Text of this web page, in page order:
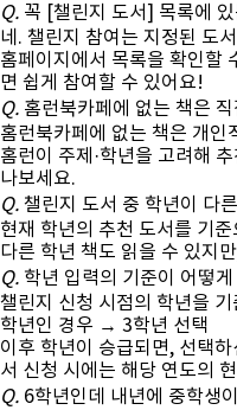
Q. 꼭 [챌린지 도서] 목록에
네. 챌린지 참여는 지정된 도
홈페이지에서 목록을 확인할
면 쉽게 참여할 수 있어요!
Q. 홈런북카페에 없는 책은
홈런북카페에 없는 책은 개인
홈런이 주제·학년을 고려해
나보세요.
Q. 챌린지 도서 중 학년이 다
현재 학년의 추천 도서를 기
다른 학년 책도 읽을 수 있지
Q. 학년 입력의 기준이 어떻
챌린지 신청 시점의 학년을
학년인 경우 → 3학년 선택
이후 학년이 승급되면, 선택
서 신청 시에는 해당 연도의
Q. 6학년인데 내년에 중학생